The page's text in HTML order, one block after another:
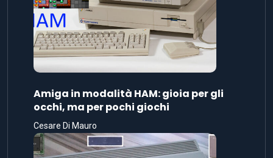
Amiga in modalità HAM: gioia per gli
occhi, ma per pochi giochi
Cesare Di Mauro